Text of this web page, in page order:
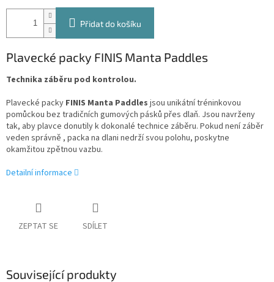
Přidat do košíku
Plavecké packy FINIS Manta Paddles
Technika záběru pod kontrolou.
Plavecké packy FINIS Manta Paddles jsou unikátní tréninkovou
pomůckou bez tradičních gumových pásků přes dlaň. Jsou navrženy
tak, aby plavce donutily k dokonalé technice záběru. Pokud není záběr
veden správně , packa na dlani nedrží svou polohu, poskytne
okamžitou zpětnou vazbu.
Detailní informace
ZEPTAT SE SDÍLET
Související produkty